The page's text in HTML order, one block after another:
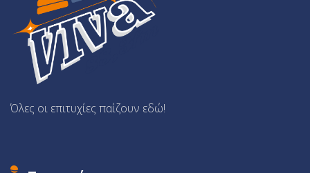
Όλες οι επιτυχίες παίζουν εδώ!